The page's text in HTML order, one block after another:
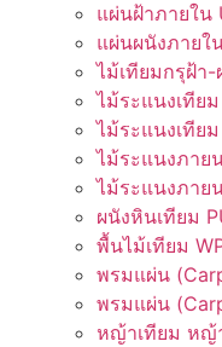
แผ่นฝ้าภายใน
แผ่นผนังภายใ
ไม้เทียมกรุฝ้า
ไม้ระแนงเทีย
ไม้ระแนงเทีย
ไม้ระแนงภาย
ไม้ระแนงภาย
ผนังหินเทียม
พื้นไม้เทียม
พรมแผ่น
พรมแผ่น
หญ้าเทียม หญ้